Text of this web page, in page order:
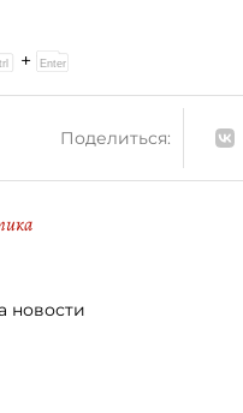
+
Поделиться:
новости